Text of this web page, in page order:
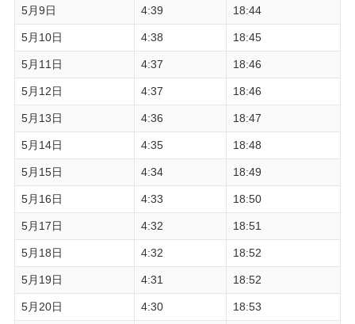
5月9日 4:39 18:44
5月10日 4:38 18:45
5月11日 4:37 18:46
5月12日 4:37 18:46
5月13日 4:36 18:47
5月14日 4:35 18:48
5月15日 4:34 18:49
5月16日 4:33 18:50
5月17日 4:32 18:51
5月18日 4:32 18:52
5月19日 4:31 18:52
5月20日 4:30 18:53